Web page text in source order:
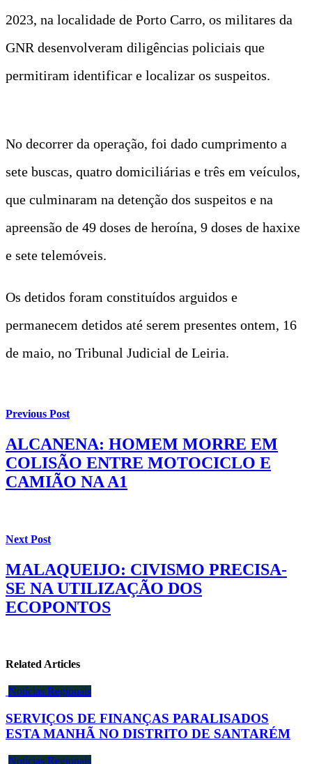
2023, na localidade de Porto Carro, os militares da
GNR desenvolveram diligências policiais que
permitiram identificar e localizar os suspeitos.
No decorrer da operação, foi dado cumprimento a
sete buscas, quatro domiciliárias e três em veículos,
que culminaram na detenção dos suspeitos e na
apreensão de 49 doses de heroína, 9 doses de haxixe
e sete telemóveis.
Os detidos foram constituídos arguidos e
permanecem detidos até serem presentes ontem, 16
de maio, no Tribunal Judicial de Leiria.
Previous Post
ALCANENA: HOMEM MORRE EM
COLISÃO ENTRE MOTOCICLO E
CAMIÃO NA A1
Next Post
MALAQUEIJO: CIVISMO PRECISA-
SE NA UTILIZAÇÃO DOS
ECOPONTOS
Related Articles
Notícias Regionais
SERVIÇOS DE FINANÇAS PARALISADOS
ESTA MANHÃ NO DISTRITO DE SANTARÉM
Notícias Regionais